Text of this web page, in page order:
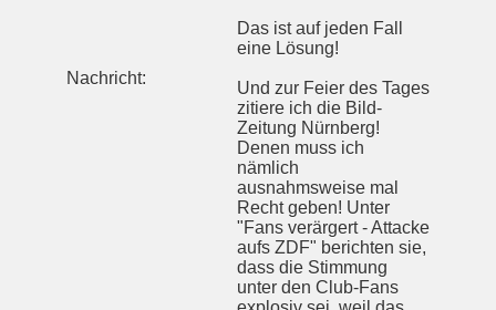
Nachricht:
Das ist auf jeden Fall
eine Lösung!
Und zur Feier des Tages
zitiere ich die Bild-
Zeitung Nürnberg!
Denen muss ich
nämlich
ausnahmsweise mal
Recht geben! Unter
"Fans verärgert - Attacke
aufs ZDF" berichten sie,
dass die Stimmung
unter den Club-Fans